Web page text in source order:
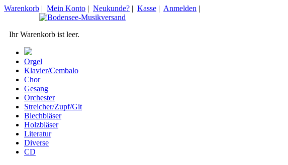
Warenkorb | Mein Konto | Neukunde? | Kasse | Anmelden |
Ihr Warenkorb ist leer.
Orgel
Klavier/Cembalo
Chor
Gesang
Orchester
Streicher/Zupf/Git
Blechbläser
Holzbläser
Literatur
Diverse
CD